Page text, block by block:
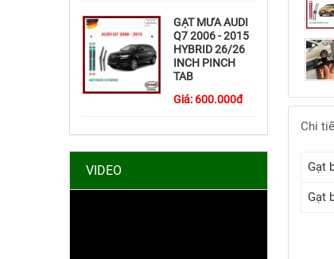
GẠT MƯA AUDI
Q7 2006 - 2015
HYBRID 26/26
INCH PINCH
TAB
Giá: 600.000đ
VIDEO
Chi
Gạt
Gạt